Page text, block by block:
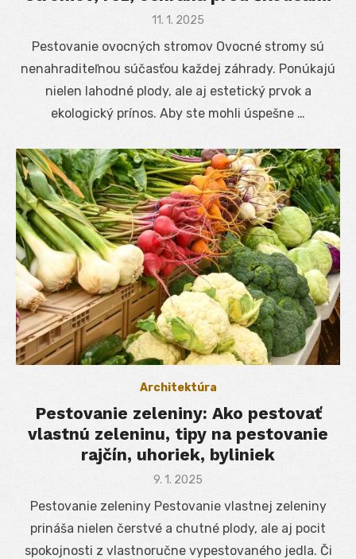
Posted
11. 1. 2025
Pestovanie ovocných stromov Ovocné stromy sú
nenahraditeľnou súčasťou každej záhrady. Ponúkajú
nielen lahodné plody, ale aj estetický prvok a
ekologický prínos. Aby ste mohli úspešne …
Architektúra
Pestovanie zeleniny: Ako pestovať
vlastnú zeleninu, tipy na pestovanie
rajčín, uhoriek, byliniek
Posted
9. 1. 2025
Pestovanie zeleniny Pestovanie vlastnej zeleniny
prináša nielen čerstvé a chutné plody, ale aj pocit
spokojnosti z vlastnoručne vypestovaného jedla. Či